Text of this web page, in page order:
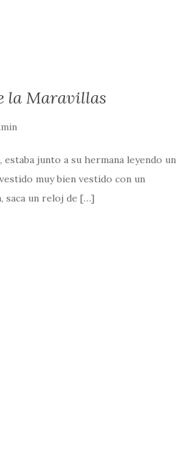
la Maravillas
junto a su hermana leyendo un
muy bien vestido con un
saca un reloj de […]